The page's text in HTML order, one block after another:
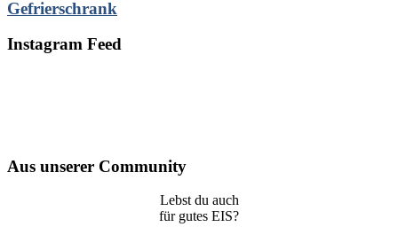
Instagram Feed
Aus unserer Community
Lebst du auch
für gutes EIS?